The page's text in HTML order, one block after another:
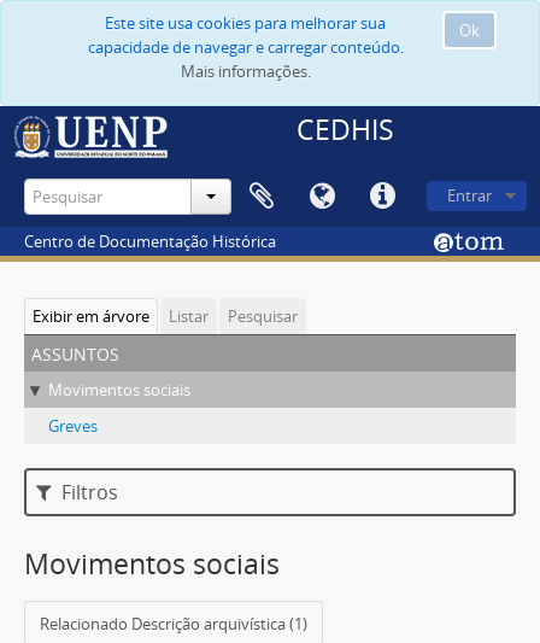
Ok
Este site usa cookies para melhorar sua
capacidade de navegar e carregar conteúdo.
Mais informações.
CEDHIS
Entrar
Centro de Documentação Histórica
Exibir em árvore Listar Pesquisar
assuntos
Movimentos sociais
Greves
Filtros
Movimentos sociais
Relacionado Descrição arquivística (1)